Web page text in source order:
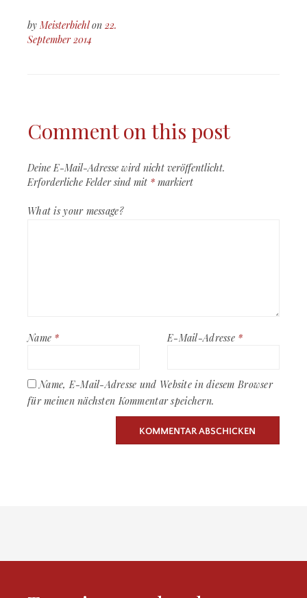
by Meisterbiehlon 22.
September 2014
Comment on this post
Deine E-Mail-Adresse wird nicht veröffentlicht.
Erforderliche Felder sind mit * markiert
What is your message?
Name * E-Mail-Adresse *
Name, E-Mail-Adresse und Website in diesem Browser
für meinen nächsten Kommentar speichern.